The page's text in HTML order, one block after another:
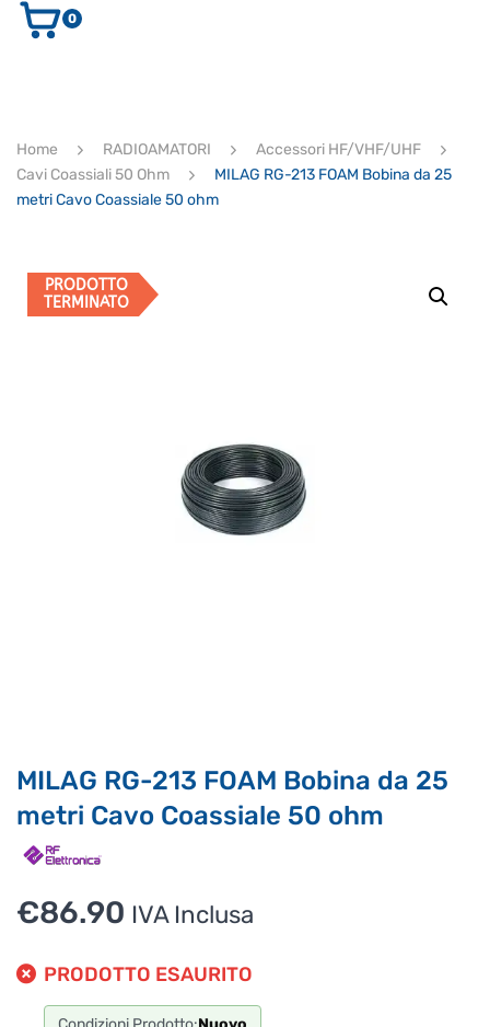
AUDIO E VIDEO
ULTIMI ARRIVI
Ricerca
prodotti
0
Home RADIOAMATORI
Accessori HF/VHF/UHF
Cavi Coassiali 50 Ohm
MILAG RG-213 FOAM Bobina da 25
metri Cavo Coassiale 50 ohm
PRODOTTO
TERMINATO
MILAG RG-213 FOAM Bobina da 25
metri Cavo Coassiale 50 ohm
€86.90 IVA Inclusa
PRODOTTO ESAURITO
Ciao, Come posso aiutarti?